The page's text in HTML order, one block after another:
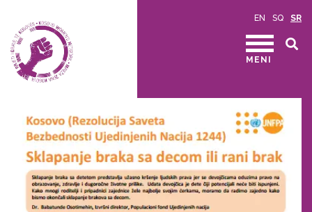
EN SQ SR
MENI